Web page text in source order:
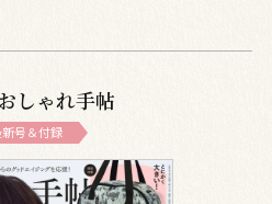
しゃれ手帖
号＆付録